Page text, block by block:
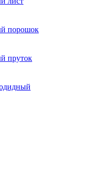
порошок
пруток